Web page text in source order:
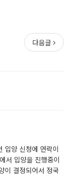
다음글
입양 신청에 연락이
서 입양을 진행중이
이 결정되어서 정국